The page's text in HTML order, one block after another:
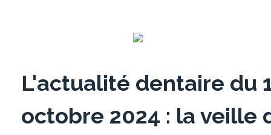
L'actualité dentaire du
octobre 2024 : la veille